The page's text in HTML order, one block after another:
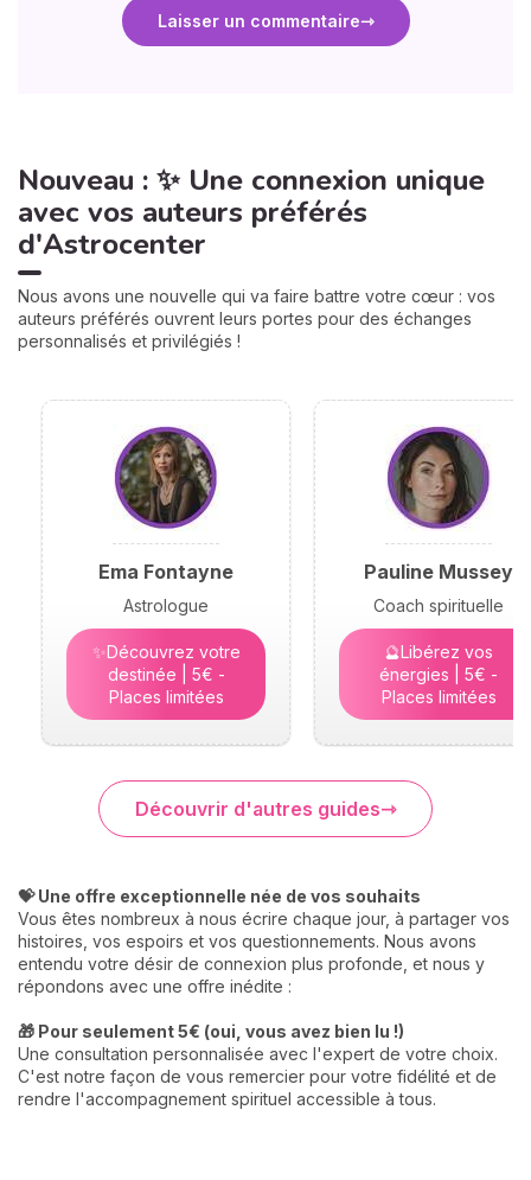
Laisser un commentaire
Nouveau : ✨ Une connexion unique
avec vos auteurs préférés
d'Astrocenter
Nous avons une nouvelle qui va faire battre votre cœur : vos
auteurs préférés ouvrent leurs portes pour des échanges
personnalisés et privilégiés !
Ema Fontayne
Astrologue
✨Découvrez votre
destinée | 5€ -
Places limitées
Pauline Mussey
Coach spirituelle
🔮Libérez vos
énergies | 5€ -
Places limitées
Découvrir d'autres guides
💝 Une offre exceptionnelle née de vos souhaits
Vous êtes nombreux à nous écrire chaque jour, à partager vos
histoires, vos espoirs et vos questionnements. Nous avons
entendu votre désir de connexion plus profonde, et nous y
répondons avec une offre inédite :
🎁 Pour seulement 5€ (oui, vous avez bien lu !)
Une consultation personnalisée avec l'expert de votre choix.
C'est notre façon de vous remercier pour votre fidélité et de
rendre l'accompagnement spirituel accessible à tous.